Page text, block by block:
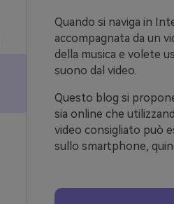
Quando si naviga in
accompagnata da un
della musica e volete
suono dal video.
Questo blog si
sia online che
video consigliato può
sullo smartphone,